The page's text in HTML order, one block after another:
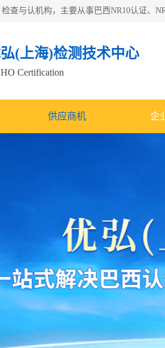
(上海)检测技术中心
Certification
供应商机 企